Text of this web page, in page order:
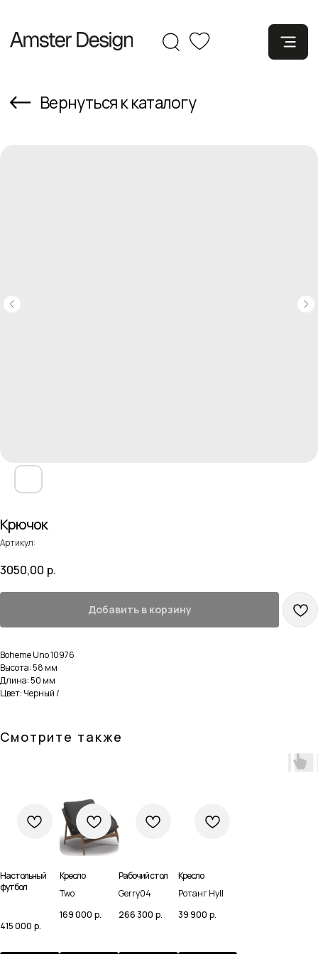
Крючок
Артикул:
3050,00 р.
Добавить в корзину
Boheme Uno 10976
Высота: 58 мм
Длина: 50 мм
Цвет: Черный /
Смотрите также
Настольный
футбол
415 000 р.
Кресло
Two
169 000 р.
Рабочий стол
Gerry04
266 300 р.
Кресло
Ротанг Hyll
39 900 р.
Навигация
Домашняя
Каталог